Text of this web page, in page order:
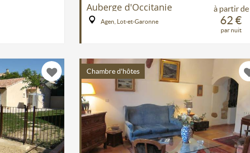
à partir de
62 €
par nuit
Auberge d'Occitanie
Agen, Lot-et-Garonne
Chambre d'hôtes